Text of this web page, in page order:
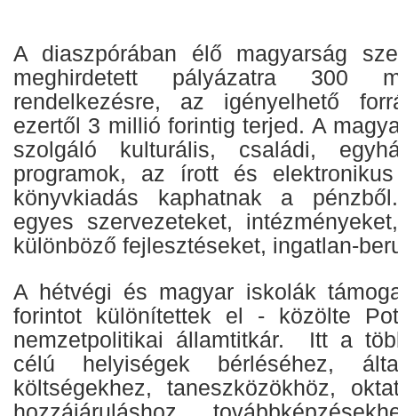
A diaszpórában élő magyarság
meghirdetett pályázatra 300
rendelkezésre, az igényelhető
ezertől 3 millió forintig terjed. A
szolgáló kulturális, családi,
programok, az írott és
könyvkiadás kaphatnak a
egyes szervezeteket,
különböző fejlesztéseket, ingatlan-
A hétvégi és magyar iskolák
forintot különítettek el - közölte
nemzetpolitikai államtitkár. Itt a
célú helyiségek bérléséhez,
költségekhez, taneszközökhöz,